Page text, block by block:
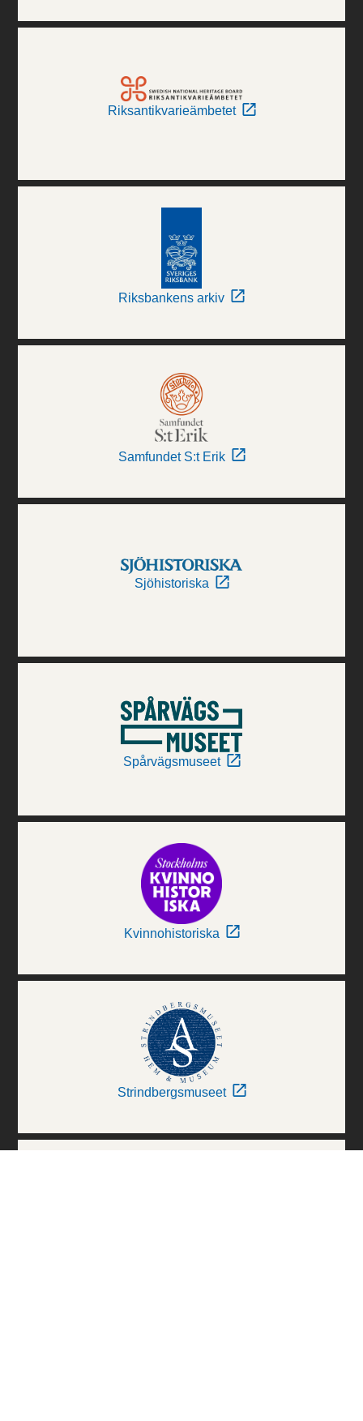
Riksantikvarieämbetet
Riksbankens arkiv
Samfundet S:t Erik
Sjöhistoriska
Spårvägsmuseet
Kvinnohistoriska
Strindbergsmuseet